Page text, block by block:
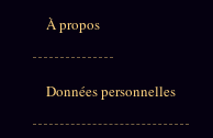
À propos
Données personnelles